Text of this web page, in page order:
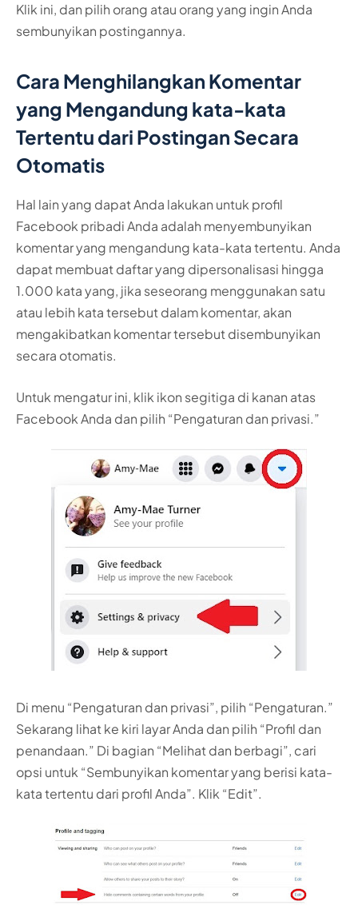
Klik ini, dan pilih orang atau orang yang ingin Anda
sembunyikan postingannya.
Cara Menghilangkan Komentar
yang Mengandung kata-kata
Tertentu dari Postingan Secara
Otomatis
Hal lain yang dapat Anda lakukan untuk profil
Facebook pribadi Anda adalah menyembunyikan
komentar yang mengandung kata-kata tertentu. Anda
dapat membuat daftar yang dipersonalisasi hingga
1.000 kata yang, jika seseorang menggunakan satu
atau lebih kata tersebut dalam komentar, akan
mengakibatkan komentar tersebut disembunyikan
secara otomatis.
Untuk mengatur ini, klik ikon segitiga di kanan atas
Facebook Anda dan pilih “Pengaturan dan privasi.”
Di menu “Pengaturan dan privasi”, pilih “Pengaturan.”
Sekarang lihat ke kiri layar Anda dan pilih “Profil dan
penandaan.” Di bagian “Melihat dan berbagi”, cari
opsi untuk “Sembunyikan komentar yang berisi kata-
kata tertentu dari profil Anda”. Klik “Edit”.